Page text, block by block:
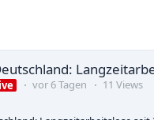
vor 6 Tagen 11 Views